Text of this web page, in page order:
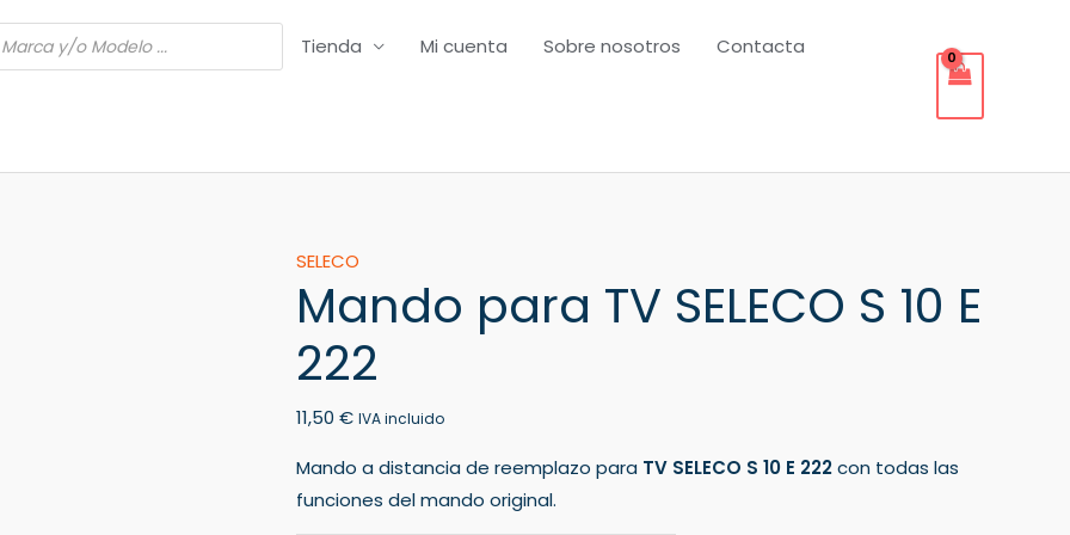
Tienda Mi cuenta Sobre nosotros Contacta
SELECO
Mando para TV SELECO S 10 E
222
11,50 € IVA incluido
Mando a distancia de reemplazo para TV SELECO S 10 E 222con todas las
funciones del mando original.
Mando
para
TV
SELECO
10